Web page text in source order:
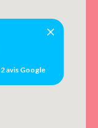
2 avis Google